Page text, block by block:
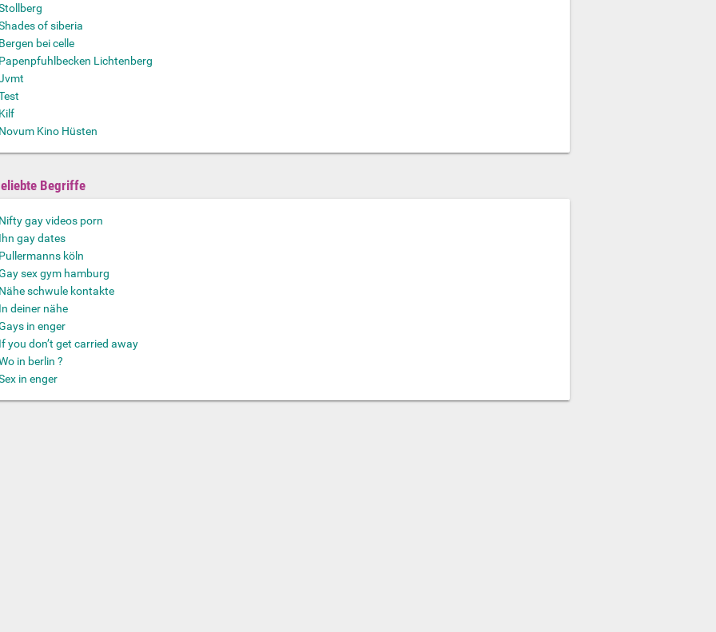
of siberia
bei celle
Lichtenberg
Kino Hüsten
Begriffe
gay videos porn
gay dates
köln
sex gym hamburg
schwule kontakte
deiner nähe
in enger
you don’t get carried away
in berlin ?
in enger